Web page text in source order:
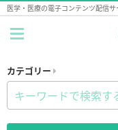
医学・医療の電子コンテンツ配信サ
カテゴリー